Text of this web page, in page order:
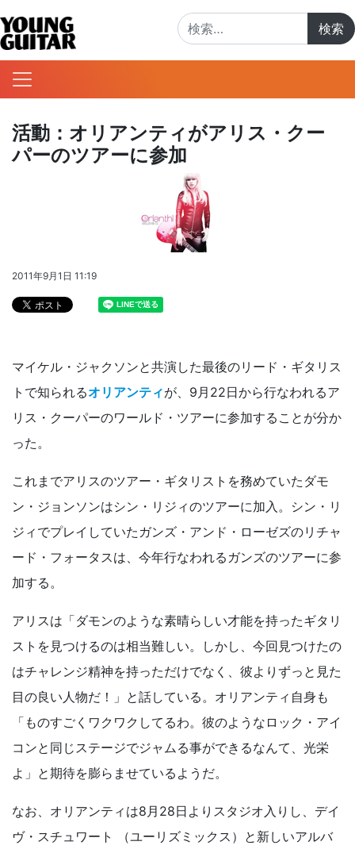
活動：オリアンティがアリス・クー
パーのツアーに参加
2011年9月1日 11:19
マイケル・ジャクソンと共演した最後のリード・ギタリス
トで知られるオリアンティが、9月22日から行なわれるア
リス・クーパーのワールド・ツアーに参加することが分か
った。
これまでアリスのツアー・ギタリストを務めていたダモ
ン・ジョンソンはシン・リジィのツアーに加入。シン・リ
ジィでプレイしていたガンズ・アンド・ローゼズのリチャ
ード・フォータスは、今年行なわれるガンズのツアーに参
加する。
アリスは「ダモンのような素晴らしい才能を持ったギタリ
ストを見つけるのは相当難しい。しかし、今回見つけたの
はチャレンジ精神を持っただけでなく、彼よりずっと見た
目の良い人物だ！」と話している。オリアンティ自身も
「ものすごくワクワクしてるわ。彼のようなロック・アイ
コンと同じステージでジャムる事ができるなんて、光栄
よ」と期待を膨らませているようだ。
なお、オリアンティは8月28日よりスタジオ入りし、デイ
ヴ・スチュワート （ユーリズミックス）と新しいアルバ